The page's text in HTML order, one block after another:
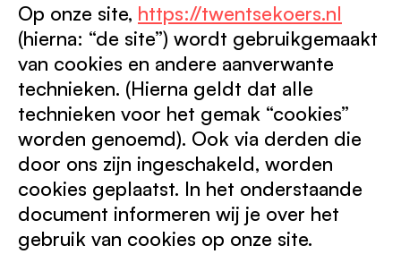
Op onze site, https://twentsekoers.nl
(hierna: “de site”) wordt gebruikgemaakt
van cookies en andere aanverwante
technieken. (Hierna geldt dat alle
technieken voor het gemak “cookies”
worden genoemd). Ook via derden die
door ons zijn ingeschakeld, worden
cookies geplaatst. In het onderstaande
document informeren wij je over het
gebruik van cookies op onze site.